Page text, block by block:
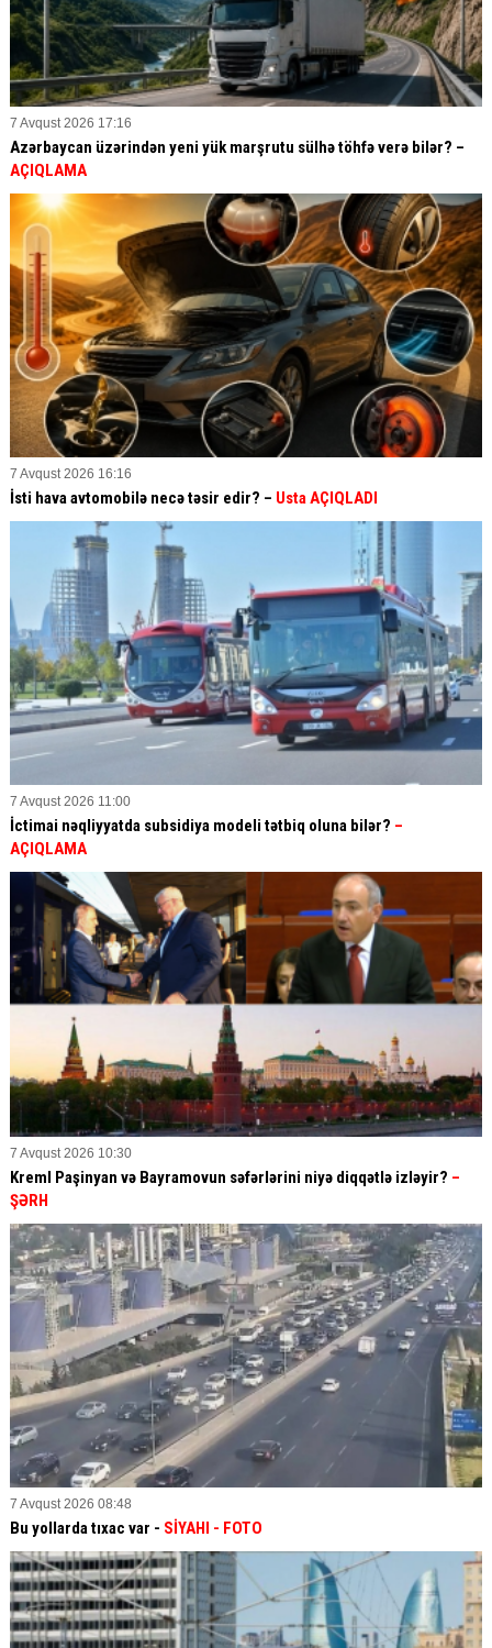
7 Avqust 2026 17:16
Azərbaycan üzərindən yeni yük marşrutu sülhə töhfə verə bilər? –
AÇIQLAMA
7 Avqust 2026 16:16
İsti hava avtomobilə necə təsir edir? – Usta AÇIQLADI
7 Avqust 2026 11:00
İctimai nəqliyyatda subsidiya modeli tətbiq oluna bilər? –
AÇIQLAMA
7 Avqust 2026 10:30
Kreml Paşinyan və Bayramovun səfərlərini niyə diqqətlə izləyir? –
ŞƏRH
7 Avqust 2026 08:48
Bu yollarda tıxac var - SİYAHI - FOTO